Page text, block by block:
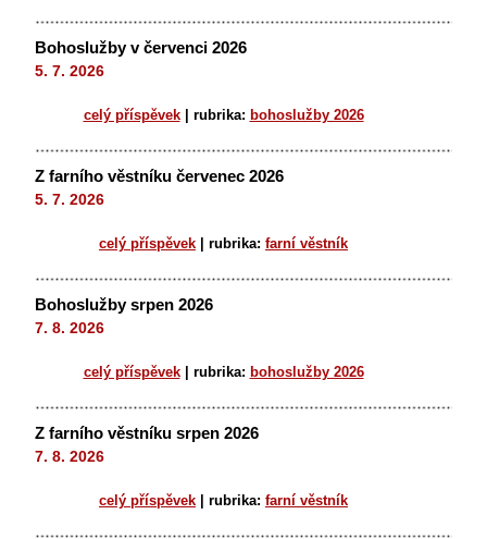
Bohoslužby v červenci 2026
5. 7. 2026
celý příspěvek rubrika: bohoslužby 2026
Z farního věstníku červenec 2026
5. 7. 2026
celý příspěvek rubrika: farní věstník
Bohoslužby srpen 2026
7. 8. 2026
celý příspěvek rubrika: bohoslužby 2026
Z farního věstníku srpen 2026
7. 8. 2026
celý příspěvek rubrika: farní věstník